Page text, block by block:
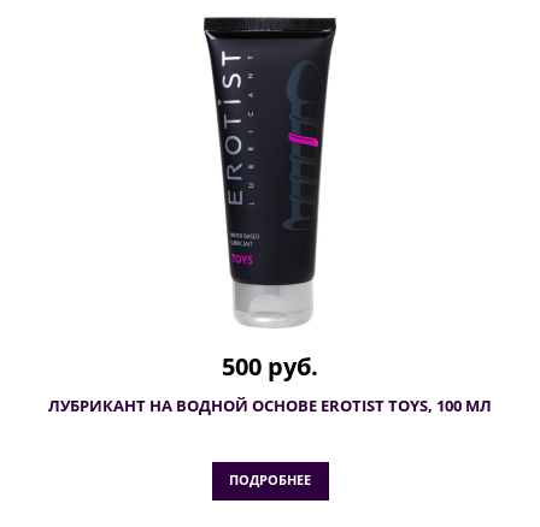
500 руб.
ЛУБРИКАНТ НА ВОДНОЙ ОСНОВЕ EROTIST TOYS, 100 МЛ
ПОДРОБНЕЕ